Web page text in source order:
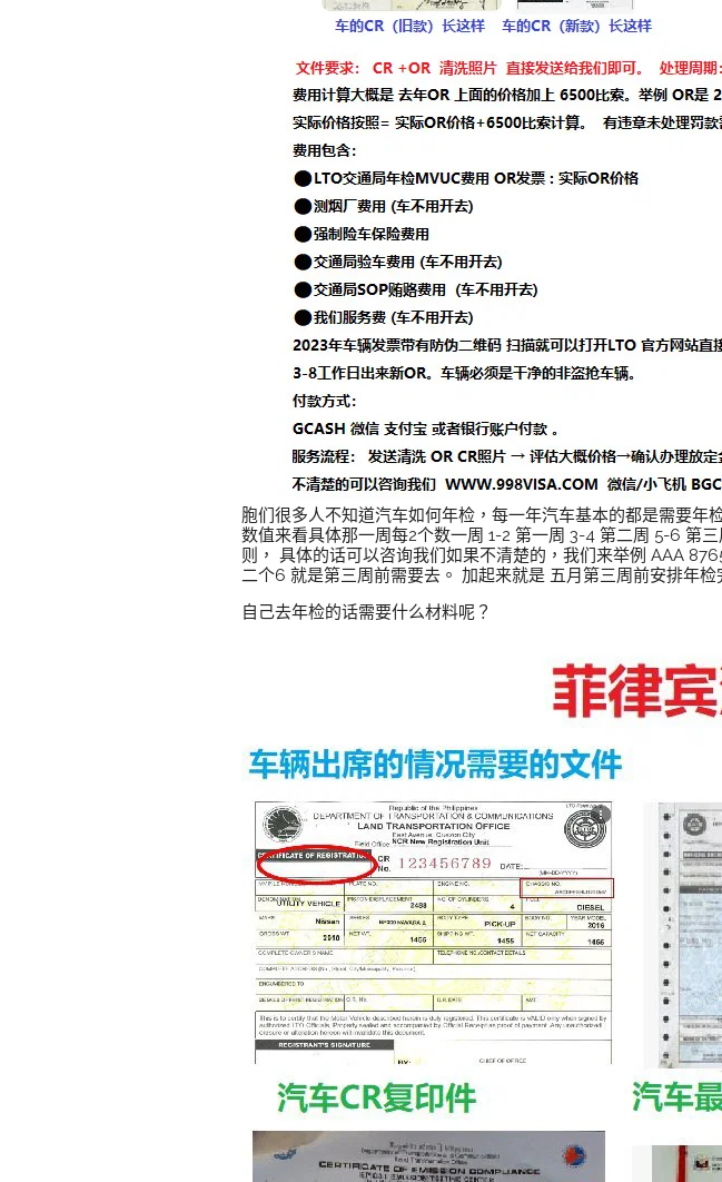
胞们很多人不知道汽车如何年检，每一年汽车基本的都是需要
数值来看具体那一周每2个数一周 1-2 第一周 3-4 第二周 5-6 第
则， 具体的话可以咨询我们如果不清楚的，我们来举例 AAA
二个6 就是第三周前需要去。 加起来就是 五月第三周前安排年检
自己去年检的话需要什么材料呢？